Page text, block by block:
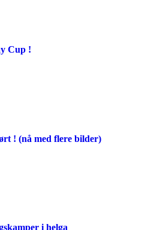
Cup !
! (nå med flere bilder)
i helga